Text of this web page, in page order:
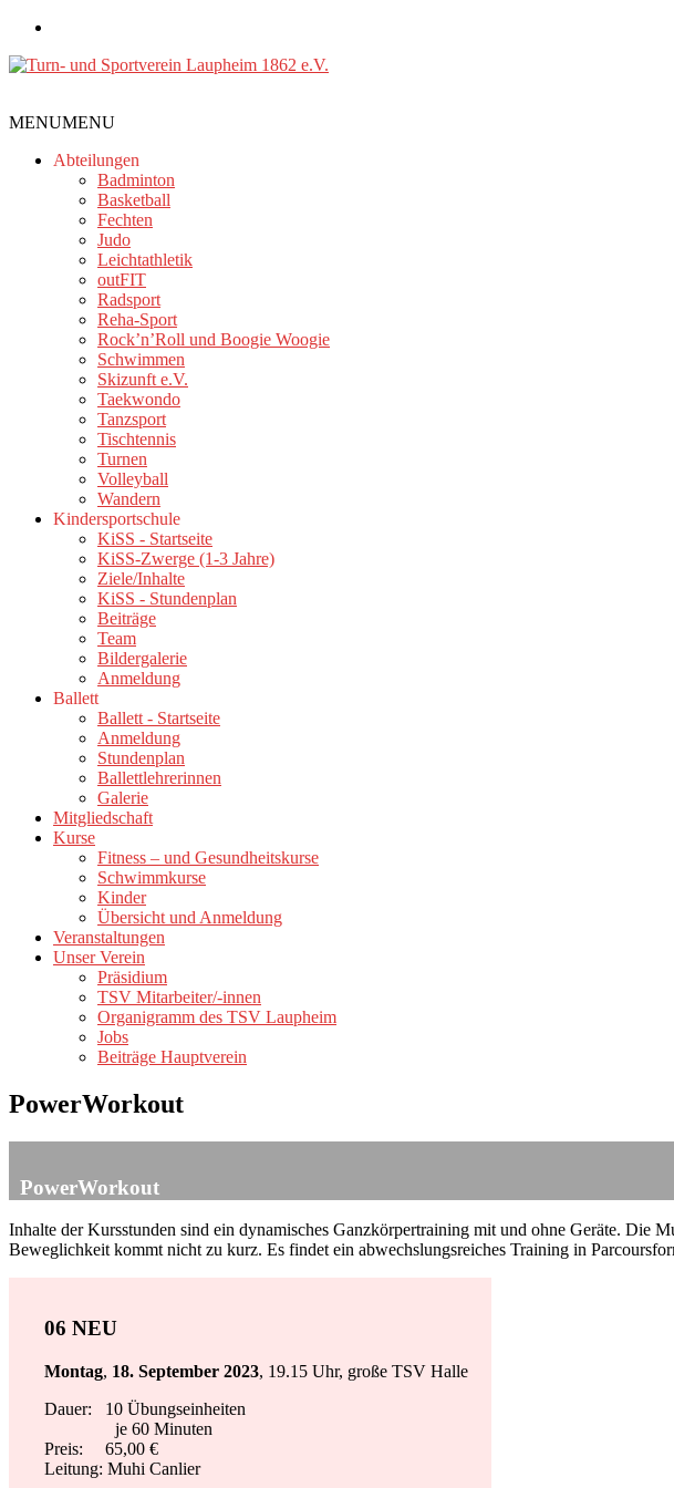
Zum
springen
und
Sportverein
Laupheim
MENUMENU
Abteilungen
Badminton
Basketball
Fechten
Judo
Leichtathletik
outFIT
Radsport
Reha-Sport
Rock’n’Roll und Boogie Woogie
Schwimmen
Skizunft e.V.
Taekwondo
Tanzsport
Tischtennis
Turnen
Volleyball
Wandern
Kindersportschule
KiSS - Startseite
KiSS-Zwerge (1-3 Jahre)
Ziele/Inhalte
KiSS - Stundenplan
Beiträge
Team
Bildergalerie
Anmeldung
Ballett
Ballett - Startseite
Anmeldung
Stundenplan
Ballettlehrerinnen
Galerie
Mitgliedschaft
Kurse
Fitness – und Gesundheitskurse
Schwimmkurse
Kinder
Übersicht und Anmeldung
Veranstaltungen
Unser Verein
Präsidium
TSV Mitarbeiter/-innen
Organigramm des TSV Laupheim
Jobs
Beiträge Hauptverein
PowerWorkout
PowerWorkout
Inhalte der Kursstunden sind ein dynamisches Ganzkörpertraining mit und ohne Geräte. Die
Beweglichkeit kommt nicht zu kurz. Es findet ein abwechslungsreiches Training in
06 NEU
Montag, 18. September 2023, 19.15 Uhr, große TSV Halle
Dauer: 10 Übungseinheiten
je 60 Minuten
Preis: 65,00 €
Leitung: Muhi Canlier